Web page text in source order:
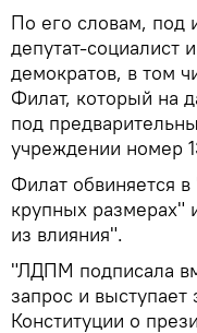
По его словам, под
депутат-социалист
демократов, в том
Филат, который на
под
учреждении номер
Филат обвиняется
крупных размерах"
из влияния".
"ЛДПМ подписала
запрос и выступает
Конституции о